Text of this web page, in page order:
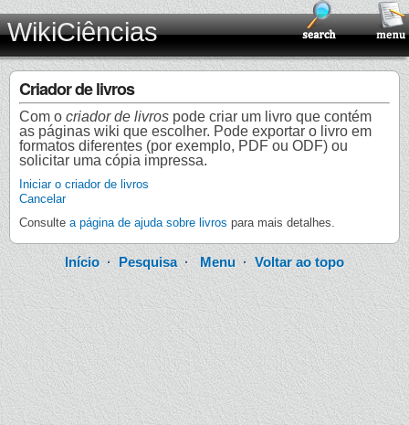
WikiCiências
Criador de livros
Com o criador de livros pode criar um livro que contém
as páginas wiki que escolher. Pode exportar o livro em
formatos diferentes (por exemplo, PDF ou ODF) ou
solicitar uma cópia impressa.
Iniciar o criador de livros
Cancelar
Consulte a página de ajuda sobre livros para mais detalhes.
Início· Pesquisa·Menu · Voltar ao topo